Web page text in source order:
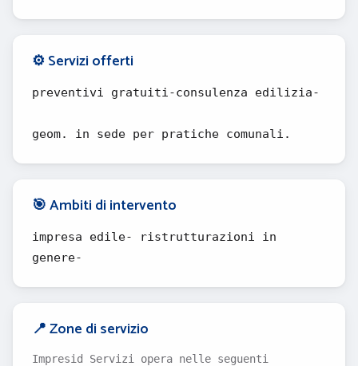
⚙️ Servizi offerti
preventivi gratuiti-consulenza edilizia-
geom. in sede per pratiche comunali.
🎯 Ambiti di intervento
impresa edile- ristrutturazioni in
genere-
📍 Zone di servizio
Impresid Servizi opera nelle seguenti